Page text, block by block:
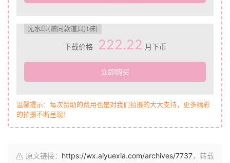
无水印(赠同款道具)(袜)
下载价格 222.22 月下币
立即购买
温馨提示：每次赞助的费用也是对我们拍摄的大大支持，更多精彩
的拍摄不断呈现！
原文链接： https://wx.aiyuexia.com/archives/7737，转载